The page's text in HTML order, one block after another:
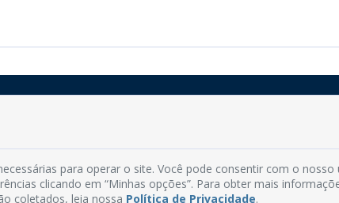
Fone: (83) 3292-2246
Email: comunicacao@mamanguape.pb.gov.br
para operar o site. Você pode consentir com o nosso
clicando em “Minhas opções”. Para obter mais
coletados, leia nossa Política de Privacidade.